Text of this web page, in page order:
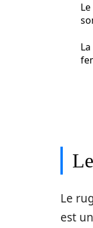
Le
est